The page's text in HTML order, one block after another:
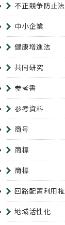
不正競争防止法
中小企業
健康増進法
共同研究
参考書
参考資料
商号
商標
商標
回路配置利用権
地域活性化